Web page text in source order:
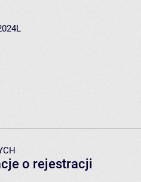
o rejestracji